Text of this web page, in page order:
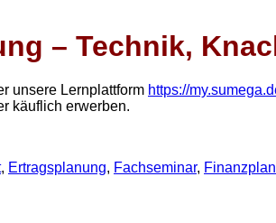
– Technik,
unsere Lernplattform https://
käuflich erwerben.
, Ertragsplanung, Fachseminar,